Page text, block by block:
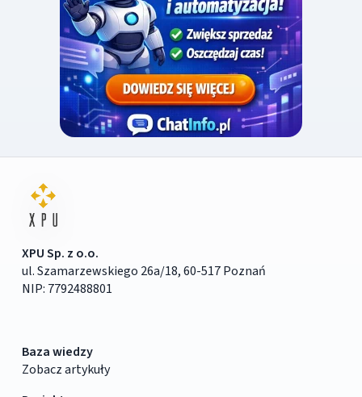
XPU Sp. z o.o.
ul. Szamarzewskiego 26a/18, 60-517 Poznań
NIP: 7792488801
Baza wiedzy
Zobacz artykuły